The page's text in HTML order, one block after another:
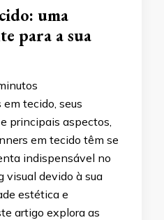
uma
para a sua
tecido, seus
principais aspectos,
em tecido têm se
indispensável no
visual devido à sua
estética e
artigo explora as